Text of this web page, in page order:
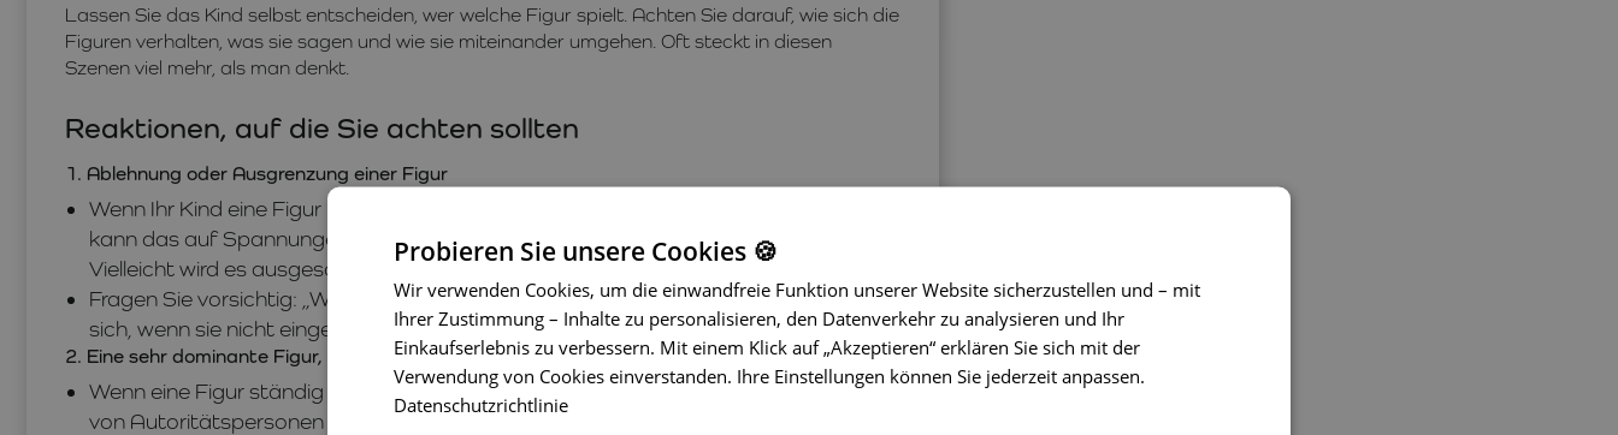
Lassen Sie das Kind selbst entscheiden, wer welche Figur spielt. Achten Sie darauf, wie sich die
Figuren verhalten, was sie sagen und wie sie miteinander umgehen. Oft steckt in diesen
Szenen viel mehr, als man denkt.
Reaktionen, auf die Sie achten sollten
1. Ablehnung oder Ausgrenzung einer Figur
Wenn Ihr Kind eine Figur komplett ignoriert oder sie sogar aggressiv behandelt,
kann das auf Spannungen mit einem echten Kind im Kindergarten hinweisen.
Vielleicht wird es ausgeschlossen, ignoriert oder sogar geärgert.
Fragen Sie vorsichtig: „Warum will diese Figur nicht mitspielen?“ oder „Wie fühlt sie
sich, wenn sie nicht eingeladen wird?“
2. Eine sehr dominante Figur, die allen sagt, was sie tun sollen
Wenn eine Figur ständig bestimmt, schreit oder kommandiert, kann das ein Abbild
von Autoritätspersonen sein – zum Beispiel von der Erzieherin, einem älteren Kind
Probieren Sie unsere Cookies 🍪
Wir verwenden Cookies, um die einwandfreie Funktion unserer Website sicherzustellen und – mit
Ihrer Zustimmung – Inhalte zu personalisieren, den Datenverkehr zu analysieren und Ihr
Einkaufserlebnis zu verbessern. Mit einem Klick auf „Akzeptieren“ erklären Sie sich mit der
Verwendung von Cookies einverstanden. Ihre Einstellungen können Sie jederzeit anpassen.
Datenschutzrichtlinie